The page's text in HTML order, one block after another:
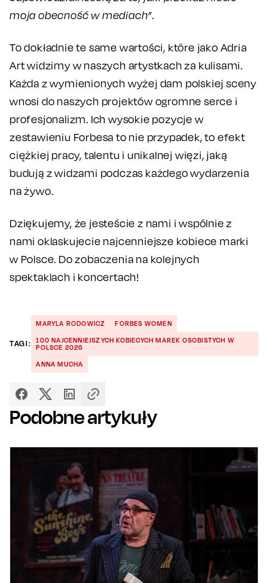
moja obecność w mediach”.
To dokładnie te same wartości, które jako Adria
Art widzimy w naszych artystkach za kulisami.
Każda z wymienionych wyżej dam polskiej sceny
wnosi do naszych projektów ogromne serce i
profesjonalizm. Ich wysokie pozycje w
zestawieniu Forbesa to nie przypadek, to efekt
ciężkiej pracy, talentu i unikalnej więzi, jaką
budują z widzami podczas każdego wydarzenia
na żywo.
Dziękujemy, że jesteście z nami i wspólnie z
nami oklaskujecie najcenniejsze kobiece marki
w Polsce. Do zobaczenia na kolejnych
spektaklach i koncertach!
TAGI:
MARYLA RODOWICZ
FORBES WOMEN
100 NAJCENNIEJSZYCH KOBIECYCH MAREK OSOBISTYCH W
POLSCE 2026
ANNA MUCHA
Podobne artykuły